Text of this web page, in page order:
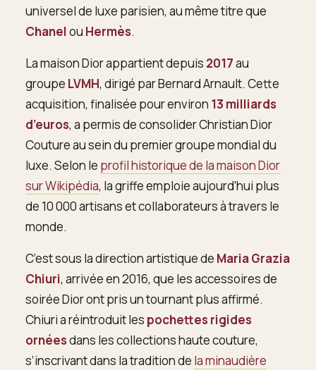
universel de luxe parisien, au même titre que
Chanelou Hermès.
La maison Dior appartient depuis 2017au
groupe LVMH, dirigé par Bernard Arnault. Cette
acquisition, finalisée pour environ 13 milliards
d’euros, a permis de consolider Christian Dior
Couture au sein du premier groupe mondial du
luxe. Selon le profil historique de la maison Dior
sur Wikipédia, la griffe emploie aujourd’hui plus
de 10 000 artisans et collaborateurs à travers le
monde.
C’est sous la direction artistique de Maria Grazia
Chiuri, arrivée en 2016, que les accessoires de
soirée Dior ont pris un tournant plus affirmé.
Chiuri a réintroduit les pochettes rigides
ornéesdans les collections haute couture,
s’inscrivant dans la tradition de la minaudière